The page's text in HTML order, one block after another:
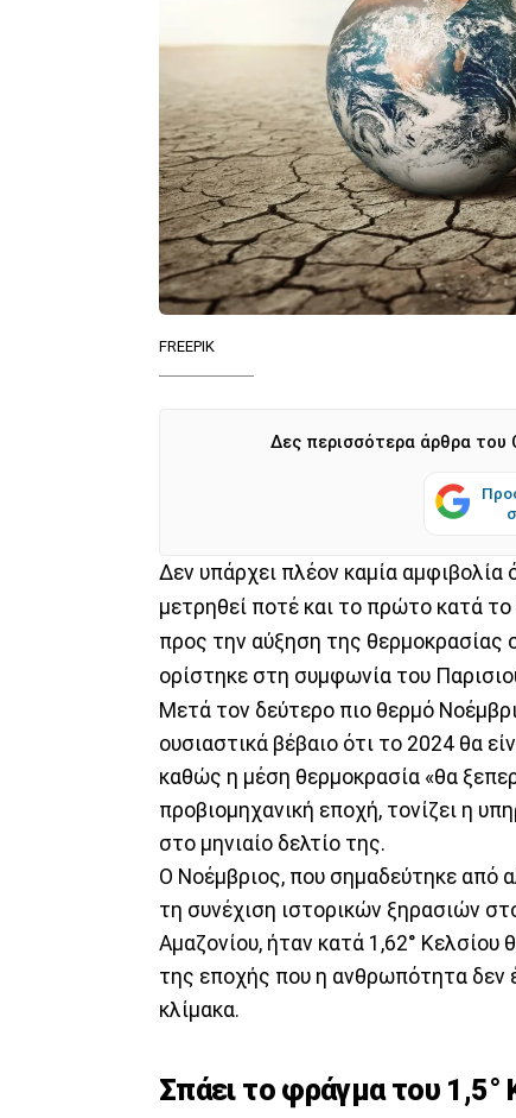
FREEPIK
Δες περισσότερα άρθρα του
Δεν υπάρχει πλέον καμία αμφιβολία
μετρηθεί ποτέ και το πρώτο κατά
προς την αύξηση της θερμοκρασίας
ορίστηκε στη συμφωνία του
Μετά τον δεύτερο πιο θερμό
ουσιαστικά βέβαιο ότι το 2024 θα
καθώς η μέση θερμοκρασία «θα
προβιομηχανική εποχή, τονίζει η
στο μηνιαίο δελτίο της.
Ο Νοέμβριος, που σημαδεύτηκε από
τη συνέχιση ιστορικών ξηρασιών
Αμαζονίου, ήταν κατά 1,62°
της εποχής που η ανθρωπότητα δεν
κλίμακα.
Σπάει το φράγμα του 1,5°